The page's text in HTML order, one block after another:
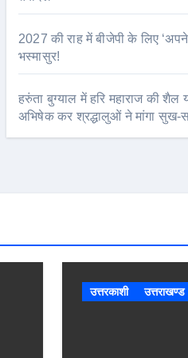
2027 की राह में बीजेपी के लिए
भस्मासुर!
हरुंता बुग्याल में हरि महाराज की शैल
अभिषेक कर श्रद्धालुओं ने मांगा सुख-
उत्तरकाशी उत्तराखण्ड